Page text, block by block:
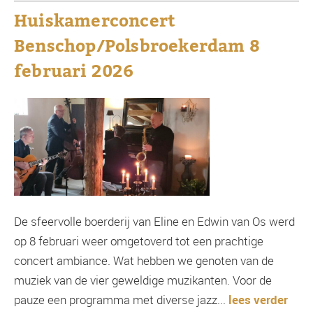
Huiskamerconcert
Benschop/Polsbroekerdam 8
februari 2026
De sfeervolle boerderij van Eline en Edwin van Os werd
op 8 februari weer omgetoverd tot een prachtige
concert ambiance. Wat hebben we genoten van de
muziek van de vier geweldige muzikanten. Voor de
pauze een programma met diverse jazz... lees verder